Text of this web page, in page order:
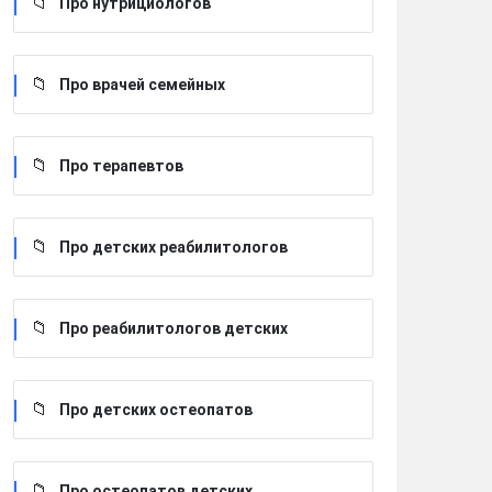
Про врачей семейных
Про терапевтов
Про детских реабилитологов
Про реабилитологов детских
Про детских остеопатов